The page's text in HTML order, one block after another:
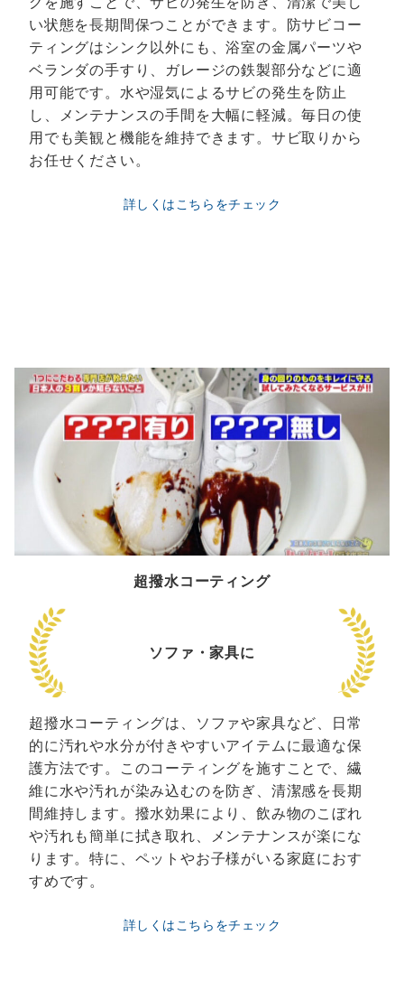
い状態を長期間保つことができます。防サビコー
ティングはシンク以外にも、浴室の金属パーツや
ベランダの手すり、ガレージの鉄製部分などに適
用可能です。水や湿気によるサビの発生を防止
し、メンテナンスの手間を大幅に軽減。毎日の使
用でも美観と機能を維持できます。サビ取りから
お任せください。
詳しくはこちらをチェック
超撥水コーティング
ソファ・家具に
超撥水コーティングは、ソファや家具など、日常
的に汚れや水分が付きやすいアイテムに最適な保
護方法です。このコーティングを施すことで、繊
維に水や汚れが染み込むのを防ぎ、清潔感を長期
間維持します。撥水効果により、飲み物のこぼれ
や汚れも簡単に拭き取れ、メンテナンスが楽にな
ります。特に、ペットやお子様がいる家庭におす
すめです。
詳しくはこちらをチェック